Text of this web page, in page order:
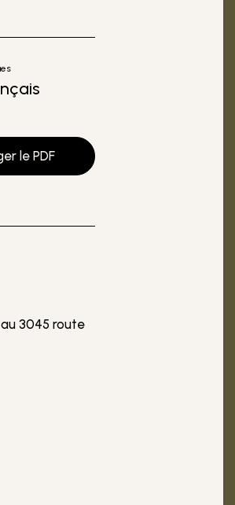
le PDF
3045 route